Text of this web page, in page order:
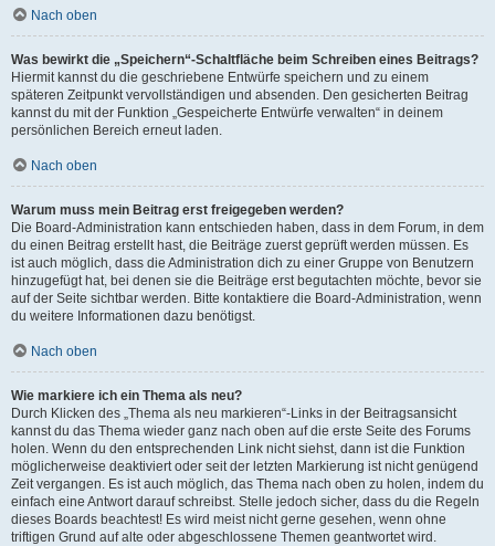
Nach oben
Was bewirkt die „Speichern“-Schaltfläche beim Schreiben eines Beitrags?
Hiermit kannst du die geschriebene Entwürfe speichern und zu einem
späteren Zeitpunkt vervollständigen und absenden. Den gesicherten Beitrag
kannst du mit der Funktion „Gespeicherte Entwürfe verwalten“ in deinem
persönlichen Bereich erneut laden.
Nach oben
Warum muss mein Beitrag erst freigegeben werden?
Die Board-Administration kann entschieden haben, dass in dem Forum, in dem
du einen Beitrag erstellt hast, die Beiträge zuerst geprüft werden müssen. Es
ist auch möglich, dass die Administration dich zu einer Gruppe von Benutzern
hinzugefügt hat, bei denen sie die Beiträge erst begutachten möchte, bevor sie
auf der Seite sichtbar werden. Bitte kontaktiere die Board-Administration, wenn
du weitere Informationen dazu benötigst.
Nach oben
Wie markiere ich ein Thema als neu?
Durch Klicken des „Thema als neu markieren“-Links in der Beitragsansicht
kannst du das Thema wieder ganz nach oben auf die erste Seite des Forums
holen. Wenn du den entsprechenden Link nicht siehst, dann ist die Funktion
möglicherweise deaktiviert oder seit der letzten Markierung ist nicht genügend
Zeit vergangen. Es ist auch möglich, das Thema nach oben zu holen, indem du
einfach eine Antwort darauf schreibst. Stelle jedoch sicher, dass du die Regeln
dieses Boards beachtest! Es wird meist nicht gerne gesehen, wenn ohne
triftigen Grund auf alte oder abgeschlossene Themen geantwortet wird.